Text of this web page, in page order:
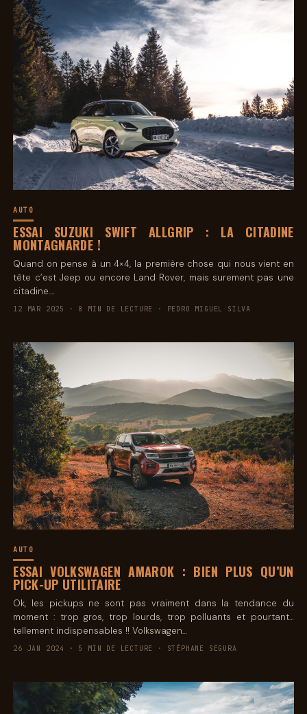
AUTO
ESSAI SUZUKI SWIFT ALLGRIP : LA CITADINE
MONTAGNARDE !
Quand on pense à un 4×4, la première chose qui nous vient en
tête c’est Jeep ou encore Land Rover, mais surement pas une
citadine.…
12 MAR 2025 · 8 MIN DE LECTURE · PEDRO MIGUEL SILVA
AUTO
ESSAI VOLKSWAGEN AMAROK : BIEN PLUS QU’UN
PICK-UP UTILITAIRE
Ok, les pickups ne sont pas vraiment dans la tendance du
moment : trop gros, trop lourds, trop polluants et pourtant…
tellement indispensables !! Volkswagen…
26 JAN 2024 · 5 MIN DE LECTURE · STÉPHANE SEGURA